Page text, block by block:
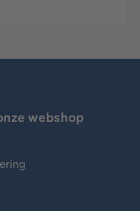
webshop